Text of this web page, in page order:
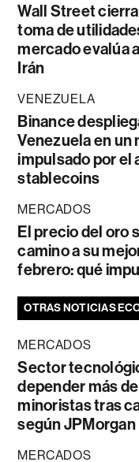
Wall Street
toma de
mercado evalúa
Irán
VENEZUELA
Binance
Venezuela en un
impulsado por el
stablecoins
MERCADOS
El precio del oro
camino a su
febrero: qué
OTRAS NOTICIAS
MERCADOS
Sector
depender más
minoristas tras
según JPMorgan
MERCADOS